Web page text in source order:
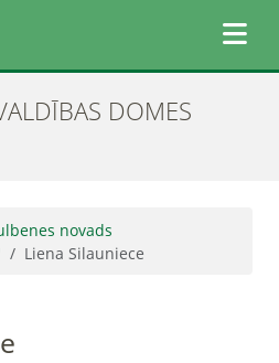
DOMES
novads
Liena Silauniece